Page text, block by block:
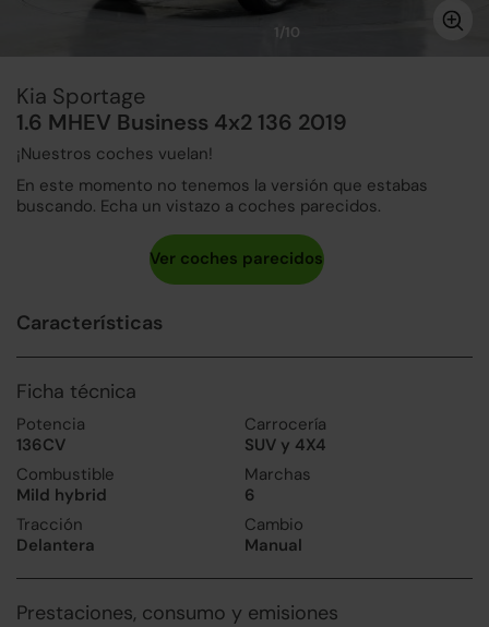
1/10
Kia Sportage
1.6 MHEV Business 4x2 136 2019
¡Nuestros coches vuelan!
En este momento no tenemos la versión que estabas
buscando. Echa un vistazo a coches parecidos.
Características
Ficha técnica
Potencia
136CV
Carrocería
SUV y 4X4
Combustible
Mild hybrid
Marchas
6
Tracción
Delantera
Cambio
Manual
Prestaciones, consumo y emisiones